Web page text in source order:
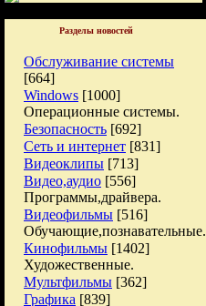
Разделы новостей
Обслуживание системы
[664]
Windows [1000]
Операционные системы.
Безопасность [692]
Сеть и интернет [831]
Видеоклипы [713]
Видео,аудио [556]
Программы,драйвера.
Видеофильмы [516]
Обучающие,познавательные.
Кинофильмы [1402]
Художественные.
Мультфильмы [362]
Графика [839]